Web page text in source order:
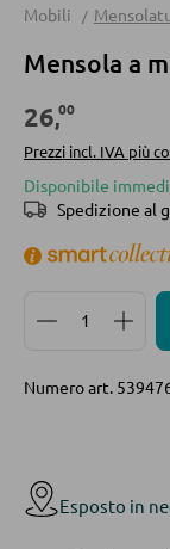
Mobili
Mensola a
26,00
Prezzi incl. IVA più
Disponibile
Spedizione al
Numero art.
Esposto in